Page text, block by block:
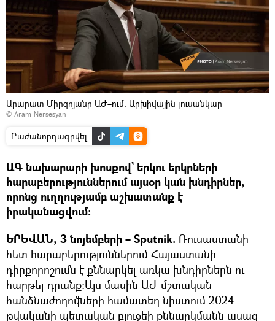
Արարատ Միրզոյանը ԱԺ–ում. Արխիվային լուսանկար
© Aram Nersesyan
Բաժանորդագրվել
ԱԳ նախարարի խոսքով` երկու երկրների
հարաբերություններում այսօր կան խնդիրներ,
որոնց ուղղությամբ աշխատանք է
իրականացվում։
ԵՐԵՎԱՆ, 3 նոյեմբերի – Sputnik. Ռուսաստանի
հետ հարաբերություններում Հայաստանի
դիրքորոշումն է քննարկել առկա խնդիրներն ու
հարթել դրանք։Այս մասին ԱԺ մշտական
հանձնաժողովների համատեղ նիստում 2024
թվականի պետական բյուջեի քննարկմանն ասաց